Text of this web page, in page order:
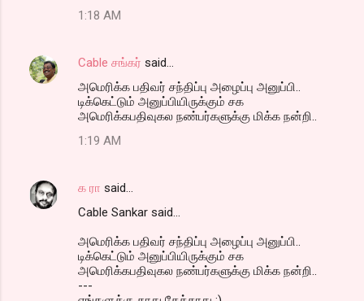
1:18 AM
Cable சங்கர் said…
அமெரிக்க பதிவர் சந்திப்பு அழைப்பு அனுப்பி..
டிக்கெட்டும் அனுப்பியிருக்கும் சக
அமெரிக்கபதிவுகல நண்பர்களுக்கு மிக்க நன்றி..
1:19 AM
க ரா said…
Cable Sankar said...
அமெரிக்க பதிவர் சந்திப்பு அழைப்பு அனுப்பி..
டிக்கெட்டும் அனுப்பியிருக்கும் சக
அமெரிக்கபதிவுகல நண்பர்களுக்கு மிக்க நன்றி..
---